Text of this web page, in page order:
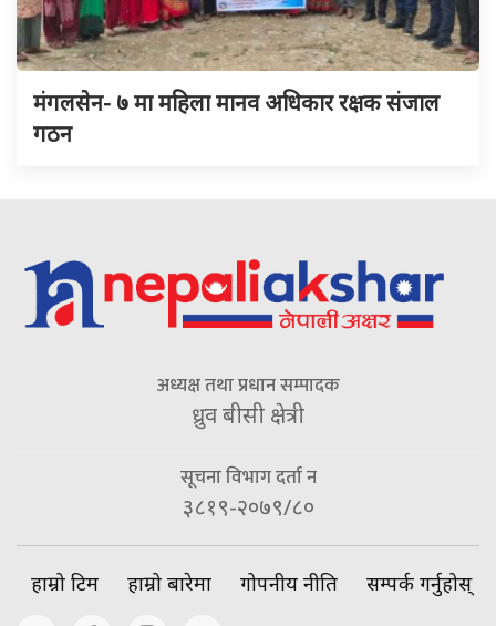
मंगलसेन- ७ मा महिला मानव अधिकार रक्षक संजाल
गठन
अध्यक्ष तथा प्रधान सम्पादक
ध्रुव बीसी क्षेत्री
सूचना विभाग दर्ता न
३८१९-२०७९/८०
हाम्रो टिम हाम्रो बारेमा गोपनीय नीति सम्पर्क गर्नुहोस्